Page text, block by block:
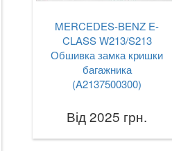
MERCEDES-BENZ E-
CLASS W213/S213
Обшивка замка кришки
багажника
(A2137500300)
Від 2025 грн.